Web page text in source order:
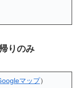
りのみ
マップ）